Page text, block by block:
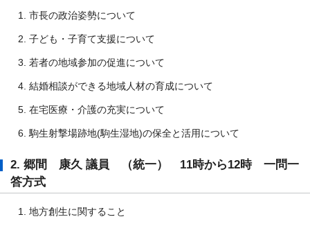
市長の政治姿勢について
子ども・子育て支援について
若者の地域参加の促進について
結婚相談ができる地域人材の育成について
在宅医療・介護の充実について
駒生射撃場跡地(駒生湿地)の保全と活用について
2. 郷間 康久 議員 （統一） 11時から12時 一問一
答方式
地方創生に関すること